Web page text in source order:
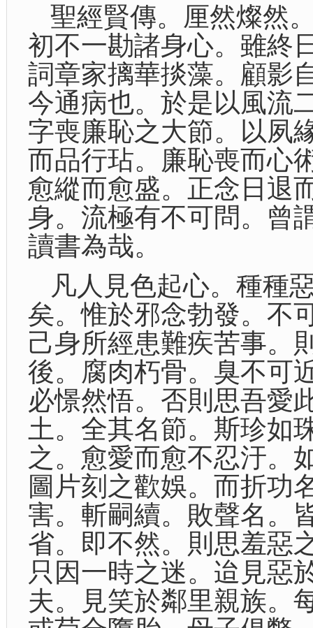
聖經賢傳。厘然燦然
初不一勘諸身心。雖終
詞章家摛華掞藻。顧影
今通病也。於是以風流
字喪廉恥之大節。以夙
而品行玷。廉恥喪而心
愈縱而愈盛。正念日退
身。流極有不可問。曾
讀書為哉。
凡人見色起心。種種
矣。惟於邪念勃發。不
己身所經患難疾苦事。
後。腐肉朽骨。臭不可
必憬然悟。否則思吾愛
土。全其名節。斯珍如
之。愈愛而愈不忍汙。
圖片刻之歡娛。而折功
害。斬嗣續。敗聲名。
省。即不然。則思羞惡
只因一時之迷。迨見惡
夫。見笑於鄰里親族。